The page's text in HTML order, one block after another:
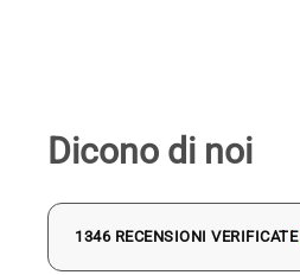
Dicono di noi
1346 RECENSIONI VERIFICATE